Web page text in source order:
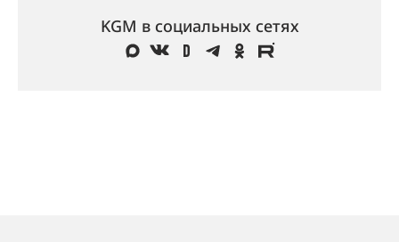
KGM в социальных сетях